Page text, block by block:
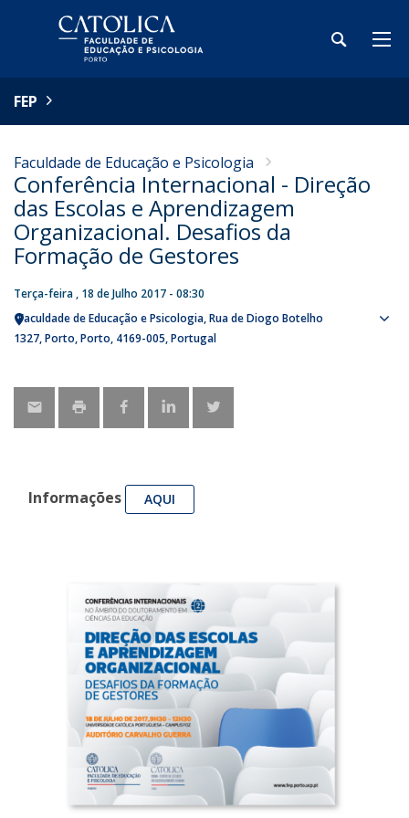
FEP
Faculdade de Educação e Psicologia
Conferência Internacional - Direção
das Escolas e Aprendizagem
Organizacional. Desafios da
Formação de Gestores
Terça-feira , 18 de Julho 2017 - 08:30
Faculdade de Educação e Psicologia Rua de Diogo Botelho
1327 Porto Porto 4169-005 Portugal
Informações AQUI